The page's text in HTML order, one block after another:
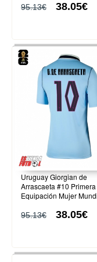
95.13€ 38.05€
Uruguay Giorgian de
Arrascaeta #10 Primera
Equipación Mujer
95.13€ 38.05€